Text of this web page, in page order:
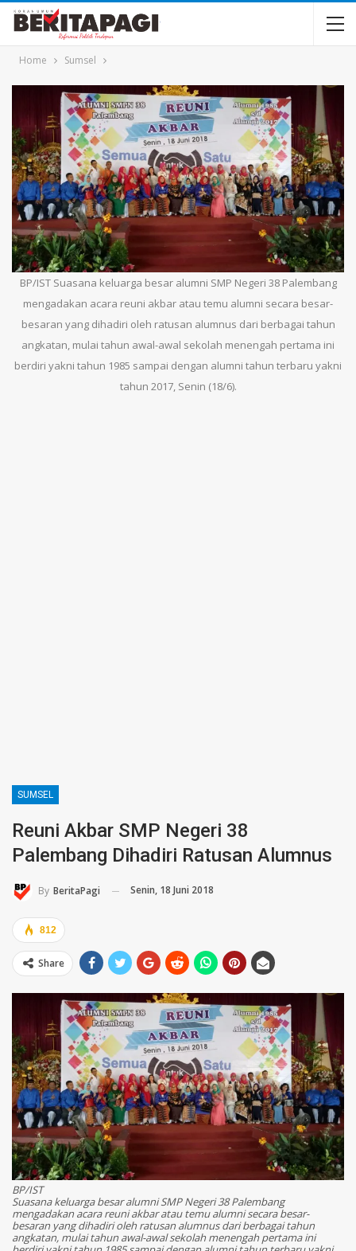
Home Sumsel
BP/IST Suasana keluarga besar alumni SMP Negeri 38 Palembang
mengadakan acara reuni akbar atau temu alumni secara besar-
besaran yang dihadiri oleh ratusan alumnus dari berbagai tahun
angkatan, mulai tahun awal-awal sekolah menengah pertama ini
berdiri yakni tahun 1985 sampai dengan alumni tahun terbaru yakni
tahun 2017, Senin (18/6).
SUMSEL
Reuni Akbar SMP Negeri 38
Palembang Dihadiri Ratusan Alumnus
By BeritaPagi Senin, 18 Juni 2018
812
Share
BP/IST
Suasana keluarga besar alumni SMP Negeri 38 Palembang
mengadakan acara reuni akbar atau temu alumni secara besar-
besaran yang dihadiri oleh ratusan alumnus dari berbagai tahun
angkatan, mulai tahun awal-awal sekolah menengah pertama ini